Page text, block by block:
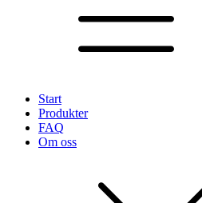
Start
Produkter
FAQ
Om oss